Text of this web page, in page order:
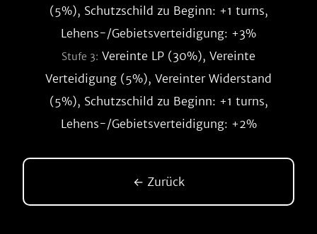
(5%), Schutzschild zu Beginn: +1 turns,
Lehens-/Gebietsverteidigung: +3%
Stufe 3: Vereinte LP (30%), Vereinte
Verteidigung (5%), Vereinter Widerstand
(5%), Schutzschild zu Beginn: +1 turns,
Lehens-/Gebietsverteidigung: +2%
← Zurück